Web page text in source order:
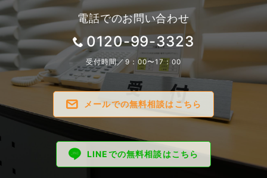
電話でのお問い合わせ
0120-99-3323
受付時間／9：00〜17：00
メールでの無料相談はこちら
LINEでの無料相談はこちら